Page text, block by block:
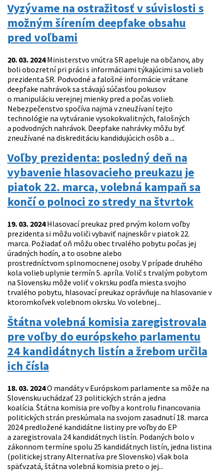
Vyzývame na ostražitosť v súvislosti s
možným šírením deepfake obsahu
pred voľbami
20. 03. 2024Ministerstvo vnútra SR apeluje na občanov, aby
boli obozretní pri práci s informáciami týkajúcimi sa volieb
prezidenta SR. Podvodné a falošné informácie vrátane
deepfake nahrávok sa stávajú súčasťou pokusov
o manipuláciu verejnej mienky pred a počas volieb.
Nebezpečenstvo spočíva najmä v zneužívaní tejto
technológie na vytváranie vysokokvalitných, falošných
a podvodných nahrávok. Deepfake nahrávky môžu byť
zneužívané na diskreditáciu kandidujúcich osôb a ...
Voľby prezidenta: posledný deň na
vybavenie hlasovacieho preukazu je
piatok 22. marca, volebná kampaň sa
končí o polnoci zo stredy na štvrtok
19. 03. 2024Hlasovací preukaz pred prvým kolom voľby
prezidenta si môžu voliči vybaviť najneskôr v piatok 22.
marca. Požiadať oň môžu obec trvalého pobytu počas jej
úradných hodín, a to osobne alebo
prostredníctvom splnomocnenej osoby. V prípade druhého
kola volieb uplynie termín 5. apríla. Volič s trvalým pobytom
na Slovensku môže voliť v okrsku podľa miesta svojho
trvalého pobytu, hlasovací preukaz oprávňuje na hlasovanie v
ktoromkoľvek volebnom okrsku. Vo volebnej...
Štátna volebná komisia zaregistrovala
pre voľby do európskeho parlamentu
24 kandidátnych listín a žrebom určila
ich čísla
18. 03. 2024O mandáty v Európskom parlamente sa môže na
Slovensku uchádzať 23 politických strán a jedna
koalícia. Štátna komisia pre voľby a kontrolu financovania
politických strán preskúmala na svojom zasadnutí 18. marca
2024 predložené kandidátne listiny pre voľby do EP
a zaregistrovala 24 kandidátnych listín. Podaných bolo v
zákonnom termíne spolu 25 kandidátnych listín, jedna listina
(politickej strany Alternatíva pre Slovensko) však bola
späťvzatá, štátna volebná komisia preto o jej...